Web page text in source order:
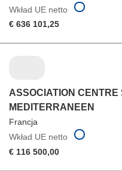
Wkład UE netto
€ 636 101,25
ASSOCIATION CENTRE
MEDITERRANEEN
Francja
Wkład UE netto
€ 116 500,00